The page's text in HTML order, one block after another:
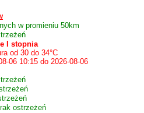
w promieniu 50km
I stopnia
od 30 do 34°C
06 10:15 do 2026-08-06
ostrzeżeń